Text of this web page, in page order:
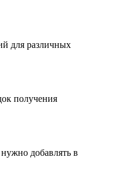
для различных
получения
добавлять в